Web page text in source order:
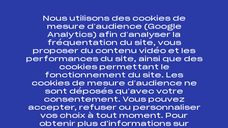
ESPACE PRESSE
Ressources
Pass’Neige
Projet sportif fédéral
Projet de performance fédéral
Antidopage
Pôle Développement, Formation, Suivi
Scientifique
Listes ministérielles
Nous utilisons des cookies de
mesure d’audience (Google
Analytics) afin d’analyser la
fréquentation du site, vous
proposer du contenu vidéo et les
performances du site, ainsi que des
cookies permettant le
fonctionnement du site. Les
cookies de mesure d’audience ne
sont déposés qu’avec votre
consentement. Vous pouvez
accepter, refuser ou personnaliser
vos choix à tout moment. Pour
obtenir plus d'informations sur